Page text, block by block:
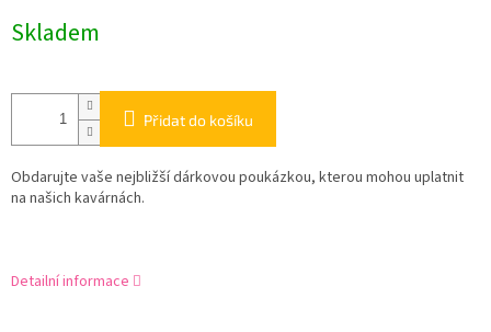
cena:
Skladem
Přidat do košíku
Obdarujte vaše nejbližší dárkovou poukázkou, kterou mohou uplatnit
na našich kavárnách.
Detailní informace